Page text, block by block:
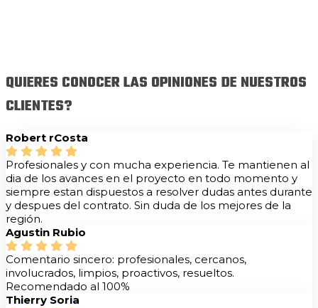
QUIERES CONOCER LAS OPINIONES DE NUESTROS
CLIENTES?
Robert rCosta
Profesionales y con mucha experiencia. Te mantienen al
dia de los avances en el proyecto en todo momento y
siempre estan dispuestos a resolver dudas antes durante
y despues del contrato. Sin duda de los mejores de la
región.
Agustin Rubio
Comentario sincero: profesionales, cercanos,
involucrados, limpios, proactivos, resueltos.
Recomendado al 100%
Thierry Soria